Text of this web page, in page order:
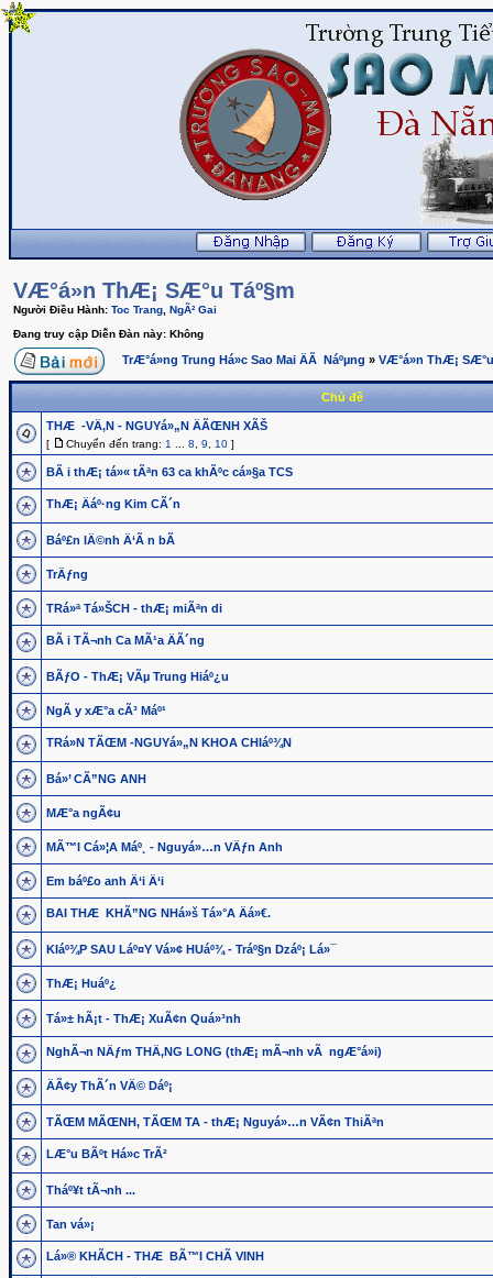
VÆ°á»n ThÆ¡ SÆ°u Táº§m
Người Điều Hành: Toc Trang NgÃ² Gai
Đang truy cập Diễn Đàn này: Không
TrÆ°á»ng Trung Há»c Sao Mai ÄÃ Náºµng » VÆ°á»n ThÆ¡
Chủ đề
THÆ -VÄ‚N - NGUYá»„N ÄÃŒNH XÃŠ
[ Chuyển đến trang: 1 8 9 10 ]
BÃ i thÆ¡ tá»« tÃªn 63 ca khÃºc cá»§a TCS
ThÆ¡ Äáº·ng Kim CÃ´n
Báº£n lÄ©nh Ä‘Ã n bÃ
TrÄƒng
TRá»ª Tá»ŠCH - thÆ¡ miÃªn di
BÃ i TÃ¬nh Ca MÃ¹a ÄÃ´ng
BÃƒO - ThÆ¡ VÃµ Trung Hiáº¿u
NgÃ y xÆ°a cÃ³ Máº¹
TRá»N TÃŒM -NGUYá»„N KHOA CHIáº¾N
Bá»’ CÃ”NG ANH
MÆ°a ngÃ¢u
MÃ™I Cá»¦A Máº¸ - Nguyá»…n VÄƒn Anh
Em báº£o anh Ä‘i Ä‘i
BAI THÆ KHÃ”NG NHá»š Tá»°A Äá»€.
KIáº¾P SAU Láº¤Y Vá»¢ HUáº¾ - Tráº§n Dzáº¡ Lá»¯
ThÆ¡ Huáº¿
Tá»± hÃ¡t - ThÆ¡ XuÃ¢n Quá»³nh
NghÃ¬n NÄƒm THÄ‚NG LONG (thÆ¡ mÃ¬nh vÃ ngÆ°á»i)
ÄÃ¢y ThÃ´n VÄ© Dáº¡
TÃŒM MÃŒNH, TÃŒM TA - thÆ¡ Nguyá»…n VÃ¢n ThiÃªn
LÆ°u BÃºt Há»c TrÃ²
Tháº¥t tÃ¬nh ...
Tan vá»¡
Lá»® KHÃCH - THÆ BÃ™I CHÃ VINH